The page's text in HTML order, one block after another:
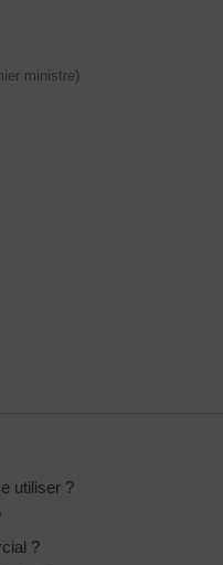
ministre)
utiliser ?
?